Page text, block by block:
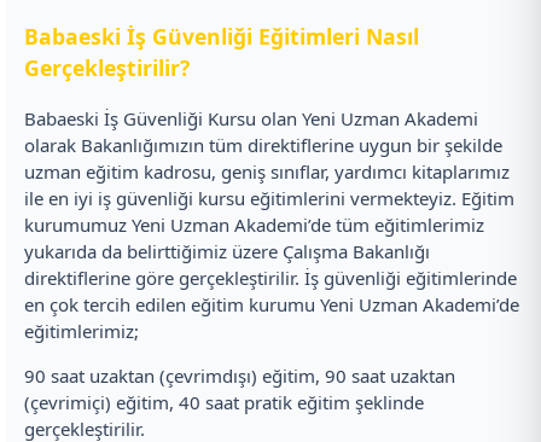
Babaeski İş Güvenliği Eğitimleri Nasıl
Gerçekleştirilir?
Babaeski İş Güvenliği Kursu olan Yeni Uzman Akademi
olarak Bakanlığımızın tüm direktiflerine uygun bir şekilde
uzman eğitim kadrosu, geniş sınıflar, yardımcı kitaplarımız
ile en iyi iş güvenliği kursu eğitimlerini vermekteyiz. Eğitim
kurumumuz Yeni Uzman Akademi’de tüm eğitimlerimiz
yukarıda da belirttiğimiz üzere Çalışma Bakanlığı
direktiflerine göre gerçekleştirilir. İş güvenliği eğitimlerinde
en çok tercih edilen eğitim kurumu Yeni Uzman Akademi’de
eğitimlerimiz;
90 saat uzaktan (çevrimdışı) eğitim, 90 saat uzaktan
(çevrimiçi) eğitim, 40 saat pratik eğitim şeklinde
gerçekleştirilir.